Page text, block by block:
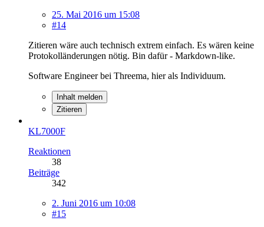
25. Mai 2016 um 15:08
#14
Zitieren wäre auch technisch extrem einfach. Es wären keine
Protokolländerungen nötig. Bin dafür - Markdown-like.
Software Engineer bei Threema, hier als Individuum.
Inhalt melden
Zitieren
KL7000F
Reaktionen
38
Beiträge
342
2. Juni 2016 um 10:08
#15